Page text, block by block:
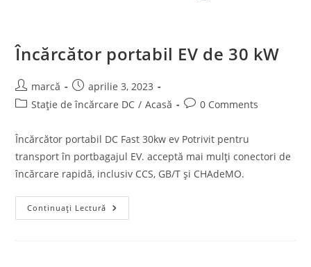
Încărcător portabil EV de 30 kW
marcă
aprilie 3, 2023
Stație de încărcare DC / Acasă 0 Comments
Încărcător portabil DC Fast 30kw ev Potrivit pentru
transport în portbagajul EV. acceptă mai mulți conectori de
încărcare rapidă, inclusiv CCS, GB/T și CHAdeMO.
Continuați Lectură